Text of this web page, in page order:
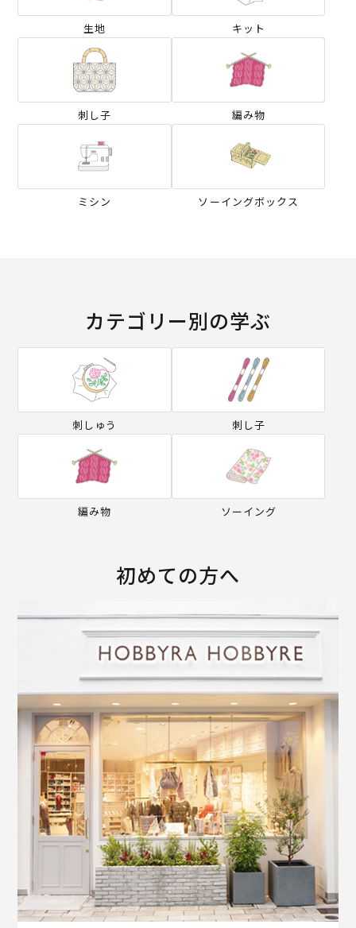
生地 キット
刺し子 編み物
ミシン ソーイングボックス
カテゴリー別の学ぶ
刺しゅう 刺し子
編み物 ソーイング
初めての方へ